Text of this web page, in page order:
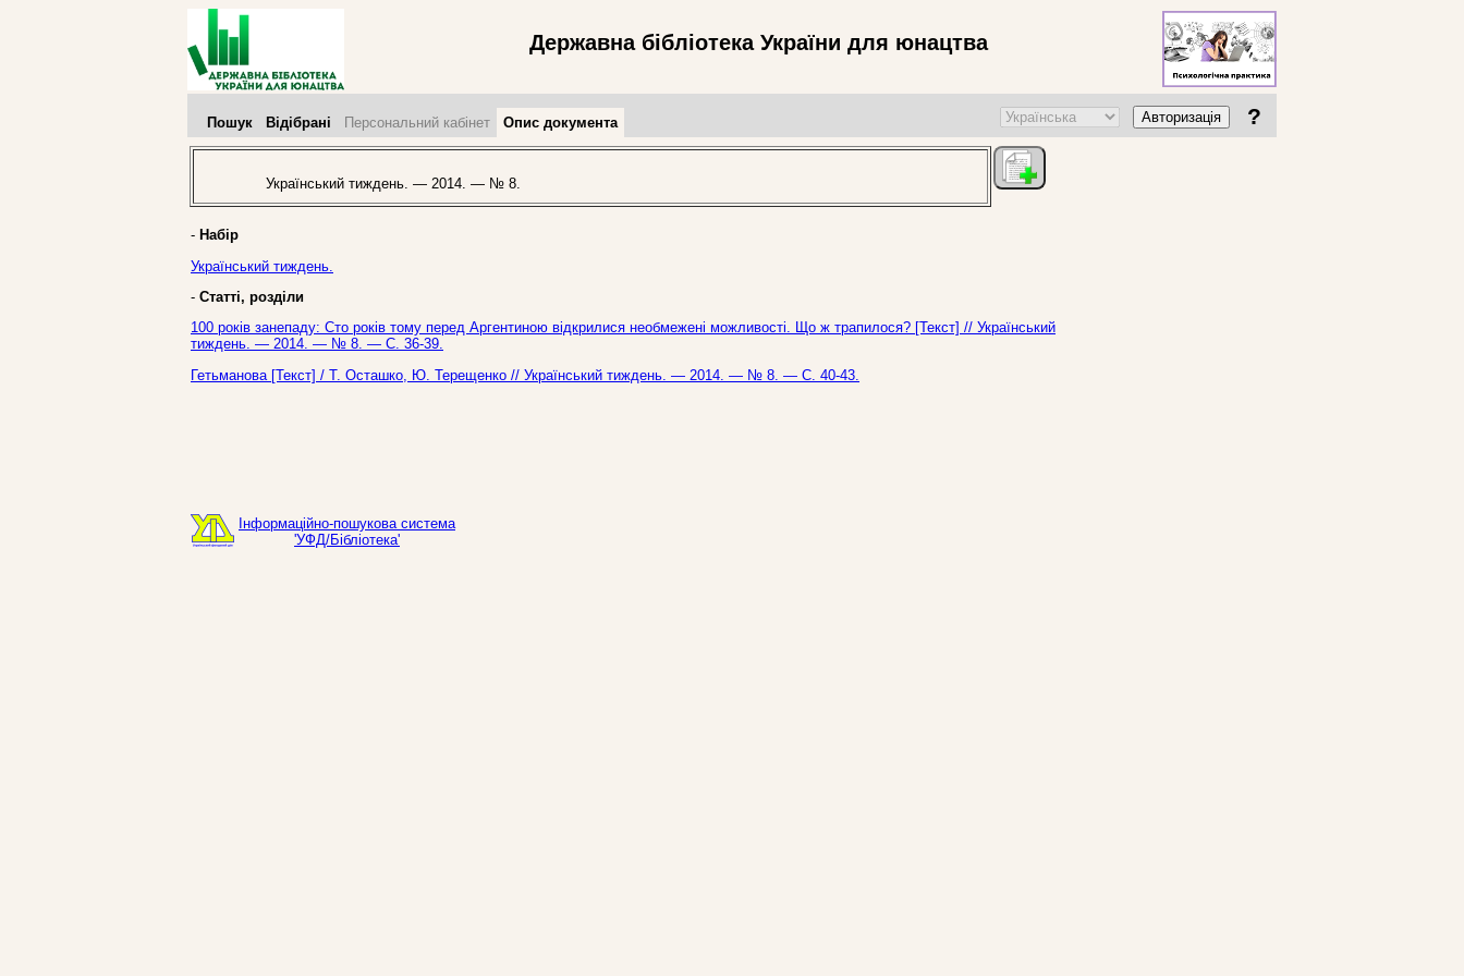
Державна бібліотека України для юнацтва
Пошук Відібрані Персональний кабінет Опис документа Авторизація ?
Український тиждень. — 2014. — № 8.
- Набір
Український тиждень.
- Статті, розділи
100 років занепаду: Сто років тому перед Аргентиною відкрилися необмежені можливості. Що ж трапилося? [Текст] // Український
тиждень. — 2014. — № 8. — С. 36-39.
Гетьманова [Текст] / Т. Осташко, Ю. Терещенко // Український тиждень. — 2014. — № 8. — С. 40-43.
Інформаційно-пошукова система
'УФД/Бібліотека'